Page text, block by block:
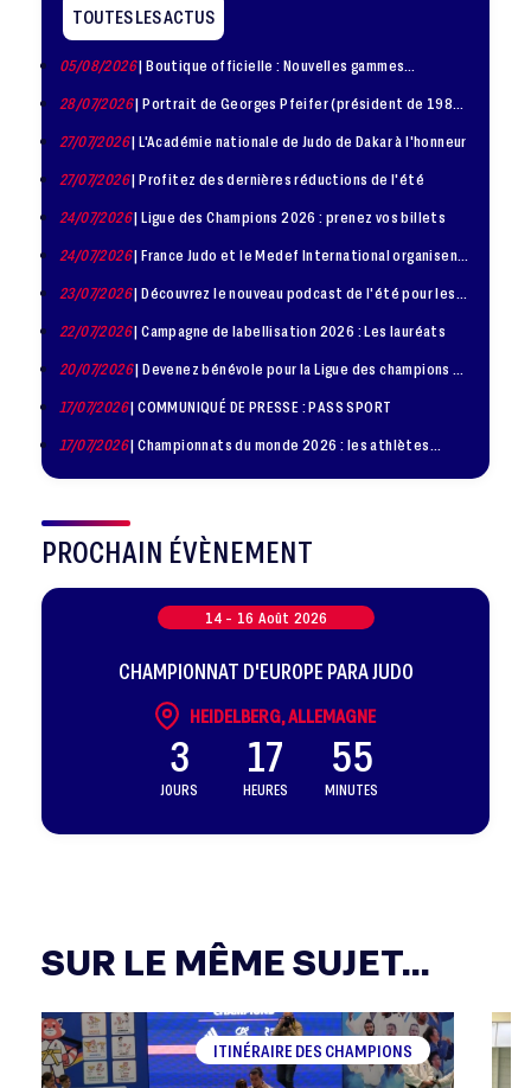
TOUTES LES ACTUS
05/08/2026| Boutique officielle : Nouvelles gammes
28/07/2026| Portrait de Georges Pfeifer (président de 1981
27/07/2026| L'Académie nationale de Judo de Dakar à l'honneur
27/07/2026| Profitez des dernières réductions de l'été
24/07/2026| Ligue des Champions 2026 : prenez vos billets
24/07/2026| France Judo et le Medef International organisent
23/07/2026| Découvrez le nouveau podcast de l'été pour les
22/07/2026| Campagne de labellisation 2026 : Les lauréats
20/07/2026| Devenez bénévole pour la Ligue des champions de
17/07/2026| COMMUNIQUÉ DE PRESSE : PASS SPORT
17/07/2026| Championnats du monde 2026 : les athlètes
PROCHAIN ÉVÈNEMENT
14 - 16 Août 2026
CHAMPIONNAT D'EUROPE PARA JUDO
HEIDELBERG, ALLEMAGNE
3
JOURS
17
HEURES
55
MINUTES
SUR LE MÊME SUJET...
ITINÉRAIRE DES CHAMPIONS